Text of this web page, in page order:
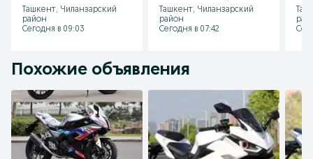
Ташкент, Чиланзарский
район
Сегодня в 09:03
Ташкент, Чиланзарский
район
Сегодня в 07:42
Похожие объявления